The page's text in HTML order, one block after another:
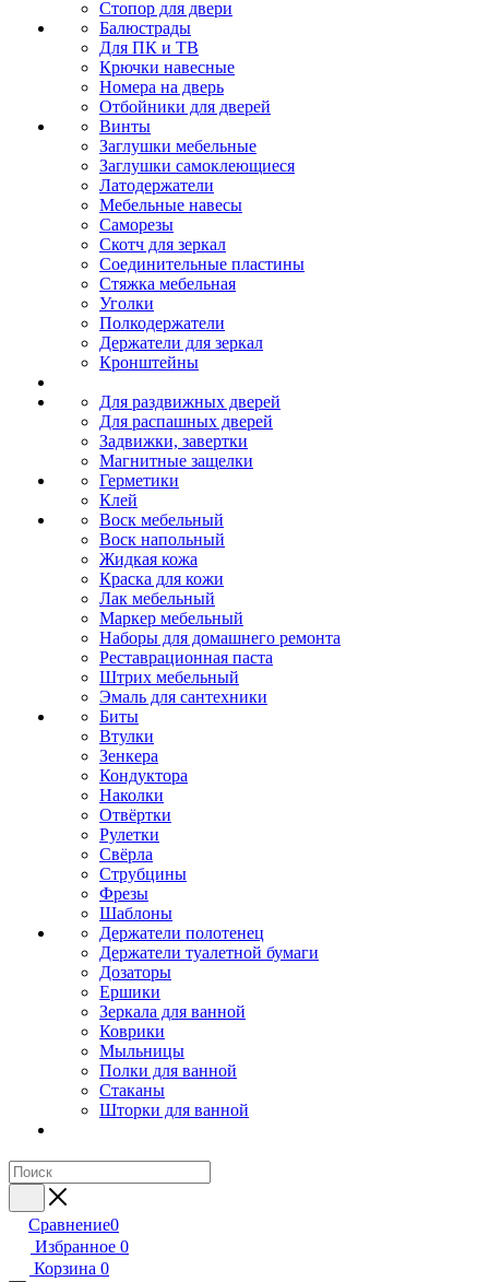
Стопор для двери
Балюстрады
Для ПК и ТВ
Крючки навесные
Номера на дверь
Отбойники для дверей
Винты
Заглушки мебельные
Заглушки самоклеющиеся
Латодержатели
Мебельные навесы
Саморезы
Скотч для зеркал
Соединительные пластины
Стяжка мебельная
Уголки
Полкодержатели
Держатели для зеркал
Кронштейны
Для раздвижных дверей
Для распашных дверей
Задвижки, завертки
Магнитные защелки
Герметики
Клей
Воск мебельный
Воск напольный
Жидкая кожа
Краска для кожи
Лак мебельный
Маркер мебельный
Наборы для домашнего ремонта
Реставрационная паста
Штрих мебельный
Эмаль для сантехники
Биты
Втулки
Зенкера
Кондуктора
Наколки
Отвёртки
Рулетки
Свёрла
Струбцины
Фрезы
Шаблоны
Держатели полотенец
Держатели туалетной бумаги
Дозаторы
Ершики
Зеркала для ванной
Коврики
Мыльницы
Полки для ванной
Стаканы
Шторки для ванной
Сравнение0
Избранное 0
Корзина 0